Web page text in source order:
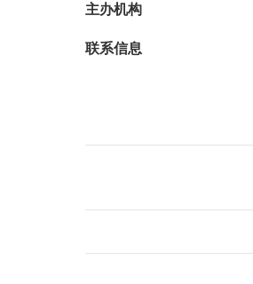
主办机构
联系信息